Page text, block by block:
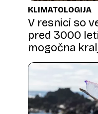
KLIMATOLOGIJA
V resnici so
pred 3000
mogočna
Trojo